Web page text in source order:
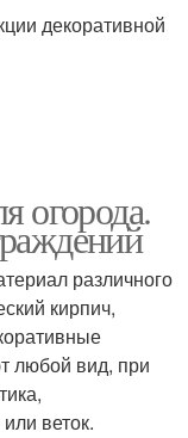
декоративной
огорода.
различного
кирпич,
любой вид, при
веток.